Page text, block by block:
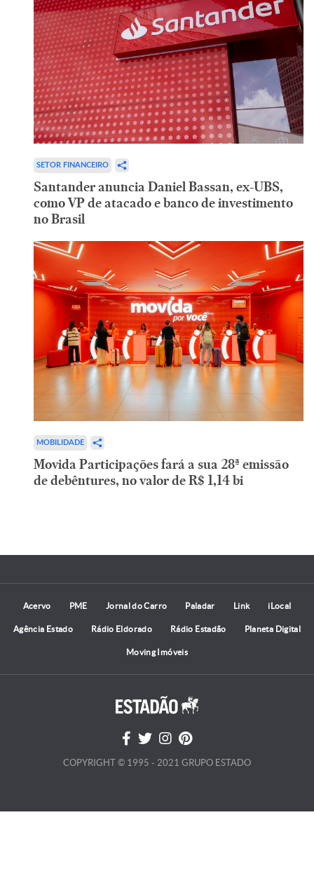
SETOR FINANCEIRO
Santander anuncia Daniel Bassan, ex-UBS,
como VP de atacado e banco de investimento
no Brasil
MOBILIDADE
Movida Participações fará a sua 28ª emissão
de debêntures, no valor de R$ 1,14 bi
Acervo PME Jornal do Carro Paladar Link iLocal
Agência Estado Rádio Eldorado Rádio Estadão Planeta Digital
Moving Imóveis
COPYRIGHT © 1995 - 2021 GRUPO ESTADO